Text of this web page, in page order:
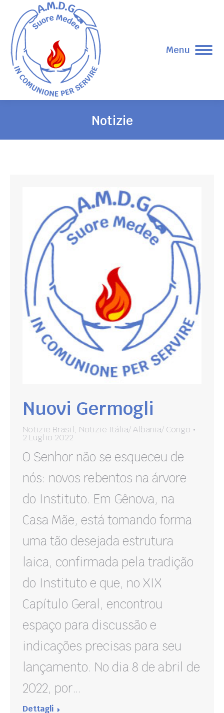
Menu
Notizie
Tu sei qui:
Nuovi Germogli
Notizie Brasil, Notizie Itália/ Albania/ Congo
2 Luglio 2022
O Senhor não se esqueceu de
nós: novos rebentos na árvore
do Instituto. Em Gênova, na
Casa Mãe, está tomando forma
uma tão desejada estrutura
laica, confirmada pela tradição
do Instituto e que, no XIX
Capítulo Geral, encontrou
espaço para discussão e
indicações precisas para seu
lançamento. No dia 8 de abril de
2022, por…
Dettagli